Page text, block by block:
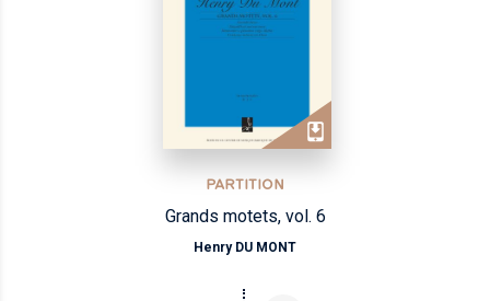
PARTITION
Grands motets, vol. 6
Henry DU MONT